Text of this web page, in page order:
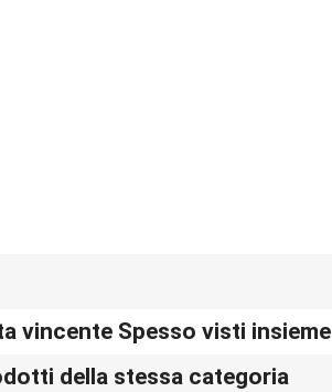
vincente Spesso visti insieme
della stessa categoria